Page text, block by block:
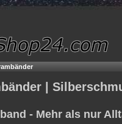
|
- Mehr als nur